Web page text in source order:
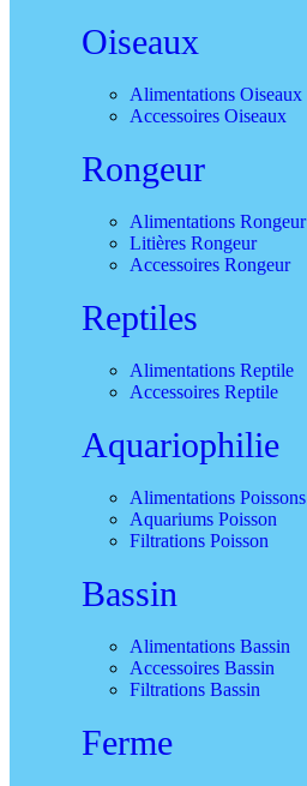
Oiseaux
Alimentations Oiseaux
Accessoires Oiseaux
Rongeur
Alimentations Rongeur
Litières Rongeur
Accessoires Rongeur
Reptiles
Alimentations Reptile
Accessoires Reptile
Aquariophilie
Alimentations Poissons
Aquariums Poisson
Filtrations Poisson
Bassin
Alimentations Bassin
Accessoires Bassin
Filtrations Bassin
Ferme